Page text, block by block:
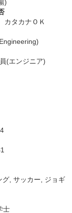
)
カタカナＯＫ
(エンジニア)
グ, サッカー, ジョギ
士